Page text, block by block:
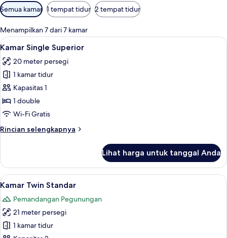
Filter
tersedia
untuk
kamar
Semua kamar 1 tempat tidur 2 tempat tidur
Menampilkan 7 dari 7 kamar
Lihat
semua
foto
untuk
Kamar
Single
Superior
Kamar Single Superior | Seprai
5
Kamar Single Superior
20 meter persegi
1 kamar tidur
Kapasitas 1
1 double
Wi-Fi Gratis
Rincian selengkapnya
Rincian
Kamar
Single
Superior
Lihat harga untuk tanggal Anda
Lihat
semua
foto
untuk
Kamar
Kamar Twin Standar | Seprai
8
Kamar Twin Standar
Pemandangan Pegunungan
21 meter persegi
1 kamar tidur